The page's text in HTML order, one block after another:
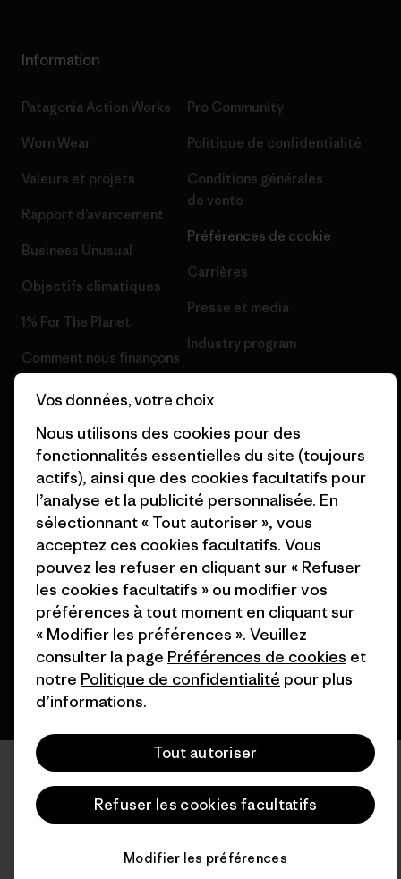
Information
Patagonia Action Works
Worn Wear
Valeurs et projets
Rapport d’avancement
Business Unusual
Objectifs climatiques
1% For The Planet
Comment nous finançons
Cartes cadeaux
Nos magasins
Pro Community
Politique de confidentialité
Conditions générales
de vente
Préférences de cookie
Carrières
Presse et media
Industry program
© 2026 Patagonia, Inc. All Rights Reserved.
français
Vos données, votre choix
Nous utilisons des cookies pour des
fonctionnalités essentielles du site (toujours
actifs), ainsi que des cookies facultatifs pour
l’analyse et la publicité personnalisée. En
sélectionnant « Tout autoriser », vous
acceptez ces cookies facultatifs. Vous
pouvez les refuser en cliquant sur « Refuser
les cookies facultatifs » ou modifier vos
préférences à tout moment en cliquant sur
« Modifier les préférences ». Veuillez
consulter la page Préférences de cookies et
notre Politique de confidentialité pour plus
d’informations.
Tout autoriser
Refuser les cookies facultatifs
Modifier les préférences